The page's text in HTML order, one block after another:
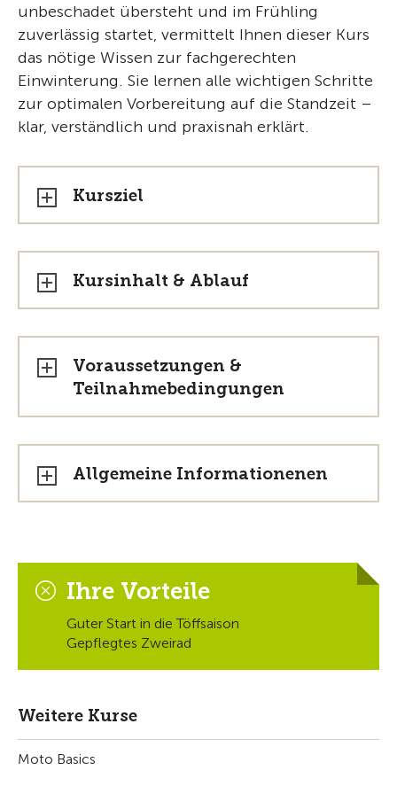
unbeschadet übersteht und im Frühling
zuverlässig startet, vermittelt Ihnen dieser Kurs
das nötige Wissen zur fachgerechten
Einwinterung. Sie lernen alle wichtigen Schritte
zur optimalen Vorbereitung auf die Standzeit –
klar, verständlich und praxisnah erklärt.
Kursziel
Kursinhalt & Ablauf
Voraussetzungen &
Teilnahmebedingungen
Allgemeine Informationenen
Ihre Vorteile
Guter Start in die Töffsaison
Gepflegtes Zweirad
Weitere Kurse
Moto Basics